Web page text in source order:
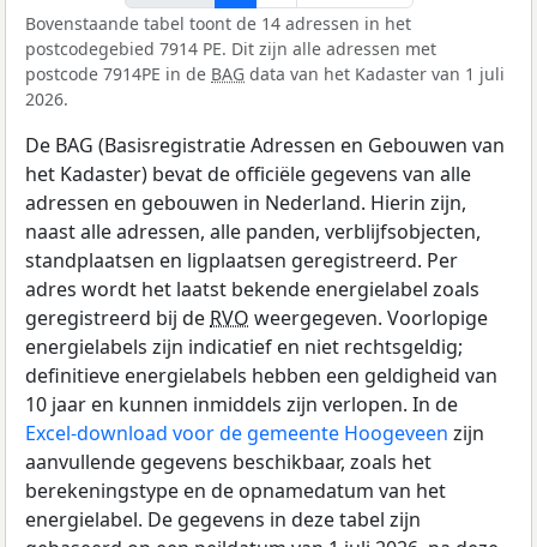
Bovenstaande tabel toont de 14 adressen in het
postcodegebied 7914 PE. Dit zijn alle adressen met
postcode 7914PE in de BAG data van het Kadaster van 1 juli
2026.
De BAG (Basisregistratie Adressen en Gebouwen van
het Kadaster) bevat de officiële gegevens van alle
adressen en gebouwen in Nederland. Hierin zijn,
naast alle adressen, alle panden, verblijfsobjecten,
standplaatsen en ligplaatsen geregistreerd. Per
adres wordt het laatst bekende energielabel zoals
geregistreerd bij de RVO weergegeven. Voorlopige
energielabels zijn indicatief en niet rechtsgeldig;
definitieve energielabels hebben een geldigheid van
10 jaar en kunnen inmiddels zijn verlopen. In de
Excel-download voor de gemeente Hoogeveen zijn
aanvullende gegevens beschikbaar, zoals het
berekeningstype en de opnamedatum van het
energielabel. De gegevens in deze tabel zijn